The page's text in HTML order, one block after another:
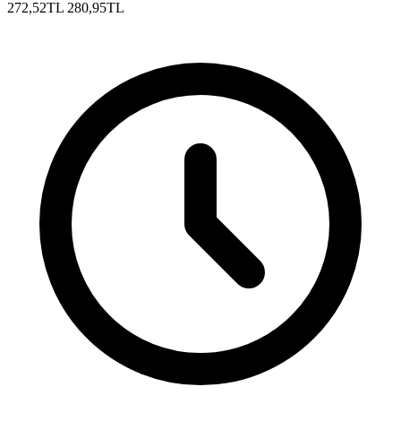
272,52TL 280,95TL